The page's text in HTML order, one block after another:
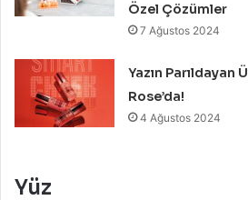
Özel Çözümler
7 Ağustos 2024
Yazın Parıldayan
Rose’da!
4 Ağustos 2024
Yüz